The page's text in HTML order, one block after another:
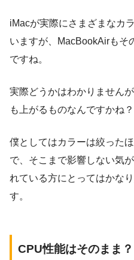
iMacが実際にさまざまなカ
いますが、MacBookAirもそ
ですね。
実際どうかはわかりません
も上がるものなんですかね？
僕としてはカラーは絞った
で、そこまで影響しない気
れている方にとってはかな
す。
CPU性能はそのまま？